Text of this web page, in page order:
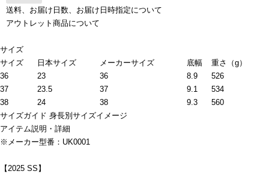
送料、お届け日数、お届け日時指定について
アウトレット商品について
サイズ
サイズ
日本サイズ メーカーサイズ 底幅
重さ（g）
36
23 36 8.9
526
37
23.5 37 9.1
534
38
24 38 9.3
560
サイズガイド 身長別サイズイメージ
アイテム説明・詳細
※メーカー型番：UK0001
【2025 SS】